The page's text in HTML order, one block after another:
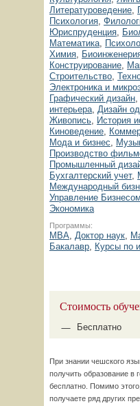
Литературоведение,
Психология,
Юриспруденция,
Математика,
Химия,
Конструирование,
Строительство,
Электроника и
Графический дизайн,
интерьера, Дизайн
Живопись, История
Киноведение,
Мода и бизнес,
Производство
Промышленный
Бухгалтерский учет,
Международный
Управление Бизнесом
Экономика
Программы:
MBA, Доктор наук,
Бакалавр, Курсы по
Стоимость
Бесплатно
При знании чешского
получить образование в
бесплатно. Помимо
получаете ряд других